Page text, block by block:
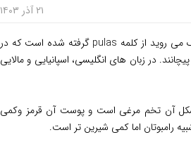
۲۱ آذر ۱۴۰۳
توریست مالزی – این میوه بومی مالزی است که در جنگل های پراک می روید از کلمه pulas گرفته شده است که در
در زبان های انگلیسی، اسپانیایی و مالایی
آن تخم مرغی است و پوست آن قرمز وکمی
رامبوتان اما کمی شیرین تر است.